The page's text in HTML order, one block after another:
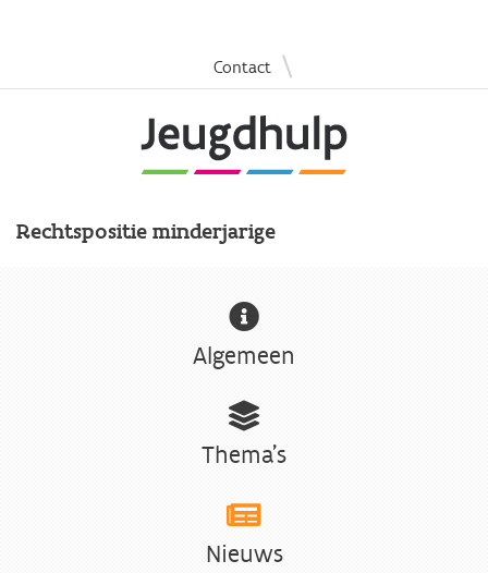
Overslaan
en
naar
de
inhoud
Contact |
Rechtspositie minderjarige
Algemeen
Thema's
Nieuws